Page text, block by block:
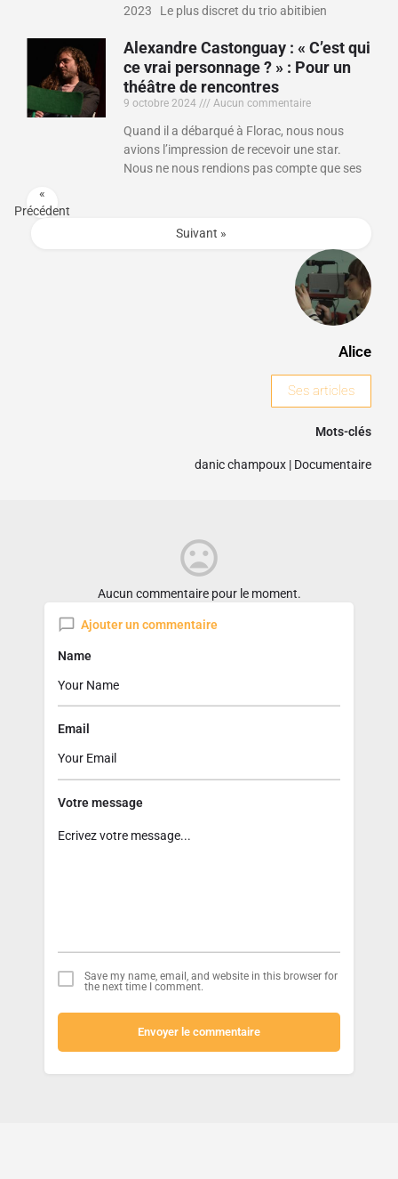
Alice
Ses articles
Mots-clés
danic champoux | Documentaire
2023 Le plus discret du trio abitibien
Alexandre Castonguay : « C’est qui
ce vrai personnage ? » : Pour un
théâtre de rencontres
9 octobre 2024 Aucun commentaire
Quand il a débarqué à Florac, nous nous
avions l’impression de recevoir une star.
Nous ne nous rendions pas compte que ses
«
Précédent
Suivant »
Aucun commentaire pour le moment.
Ajouter un commentaire
Name
Email
Votre message
Save my name, email, and website in this browser for
the next time I comment.
Envoyer le commentaire